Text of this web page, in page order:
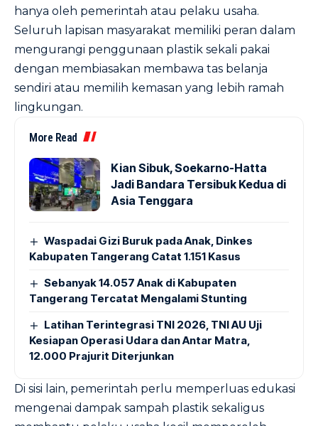
hanya oleh pemerintah atau pelaku usaha.
Seluruh lapisan masyarakat memiliki peran dalam
mengurangi penggunaan plastik sekali pakai
dengan membiasakan membawa tas belanja
sendiri atau memilih kemasan yang lebih ramah
lingkungan.
More Read
Kian Sibuk, Soekarno-Hatta
Jadi Bandara Tersibuk Kedua di
Asia Tenggara
Waspadai Gizi Buruk pada Anak, Dinkes
Kabupaten Tangerang Catat 1.151 Kasus
Sebanyak 14.057 Anak di Kabupaten
Tangerang Tercatat Mengalami Stunting
Latihan Terintegrasi TNI 2026, TNI AU Uji
Kesiapan Operasi Udara dan Antar Matra,
12.000 Prajurit Diterjunkan
Di sisi lain, pemerintah perlu memperluas edukasi
mengenai dampak sampah plastik sekaligus